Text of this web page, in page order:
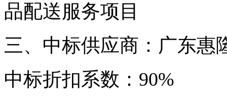
品配送服务项目
三、中标供应商：广东惠
中标折扣系数：90%